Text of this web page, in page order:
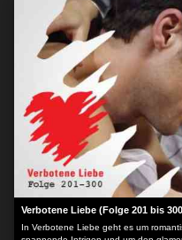
Verbotene Liebe (Folge 201 bis
In Verbotene Liebe geht es um